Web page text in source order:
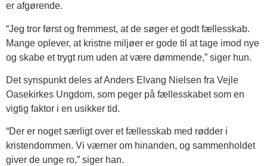
er afgørende.
“Jeg tror først og fremmest, at de søger et godt fællesskab.
Mange oplever, at kristne miljøer er gode til at tage imod nye
og skabe et trygt rum uden at være dømmende,” siger hun.
Det synspunkt deles af Anders Elvang Nielsen fra Vejle
Oasekirkes Ungdom, som peger på fællesskabet som en
vigtig faktor i en usikker tid.
“Der er noget særligt over et fællesskab med rødder i
kristendommen. Vi værner om hinanden, og sammenholdet
giver de unge ro,” siger han.